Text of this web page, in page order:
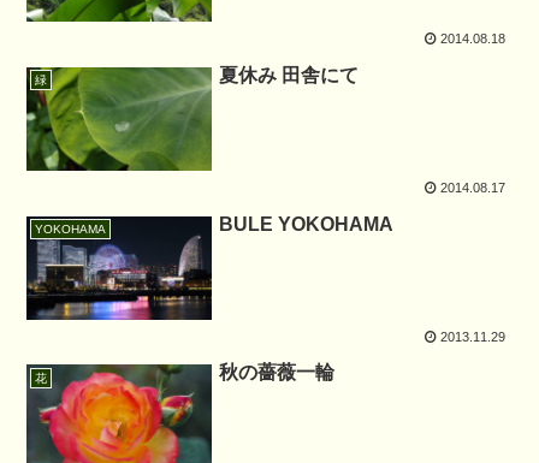
2014.08.18
緑 夏休み 田舎にて
2014.08.17
YOKOHAMA BULE YOKOHAMA
2013.11.29
花 秋の薔薇一輪